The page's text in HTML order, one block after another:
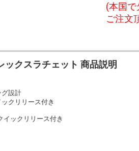
(本国
ご注文
ックスラチェット 商品説明
グ設計
クリリース付き
イックリリース付き